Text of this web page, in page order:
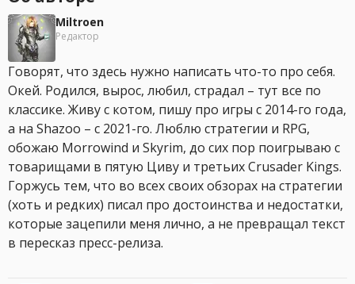
Miltroen
Редактор
Говорят, что здесь нужно написать что-то про себя.
Окей. Родился, вырос, любил, страдал – тут все по
классике. Живу с котом, пишу про игры с 2014-го года,
а на Shazoo – с 2021-го. Люблю стратегии и RPG,
обожаю Morrowind и Skyrim, до сих пор поигрываю с
товарищами в пятую Циву и третьих Crusader Kings.
Горжусь тем, что во всех своих обзорах на стратегии
(хоть и редких) писал про достоинства и недостатки,
которые зацепили меня лично, а не превращал текст
в пересказ пресс-релиза.